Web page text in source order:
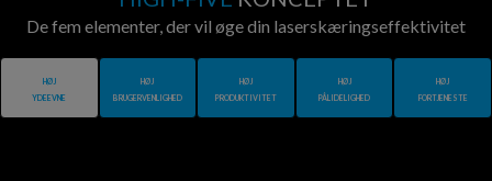
De fem elementer, der vil øge din laserskæringseffektivitet
HØJ
YDEEVNE
HØJ
BRUGERVENLIGHED
HØJ
PRODUKTIVITET
HØJ
PÅLIDELIGHED
HØJ
FORTJENESTE